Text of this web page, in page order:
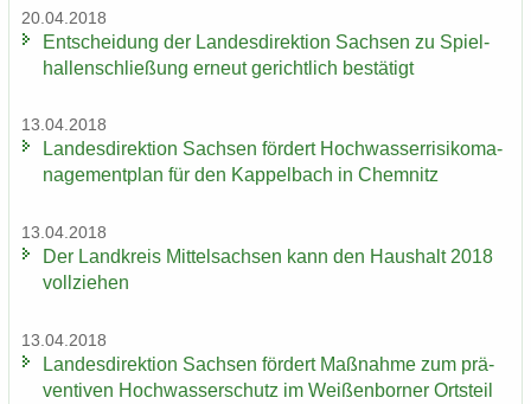
20.04.2018
Ent­schei­dung der Lan­des­di­rek­ti­on Sach­sen zu Spiel­
hal­len­schlie­ßung er­neut ge­richt­lich be­stä­tigt
13.04.2018
Lan­des­di­rek­ti­on Sach­sen för­dert Hoch­was­ser­ri­si­ko­ma­
nage­ment­plan für den Kap­pel­bach in Chem­nitz
13.04.2018
Der Land­kreis Mit­tel­sach­sen kann den Haus­halt 2018
voll­zie­hen
13.04.2018
Lan­des­di­rek­ti­on Sach­sen för­dert Maß­nah­me zum prä­
ven­ti­ven Hoch­was­ser­schutz im Wei­ßen­bor­ner Orts­teil